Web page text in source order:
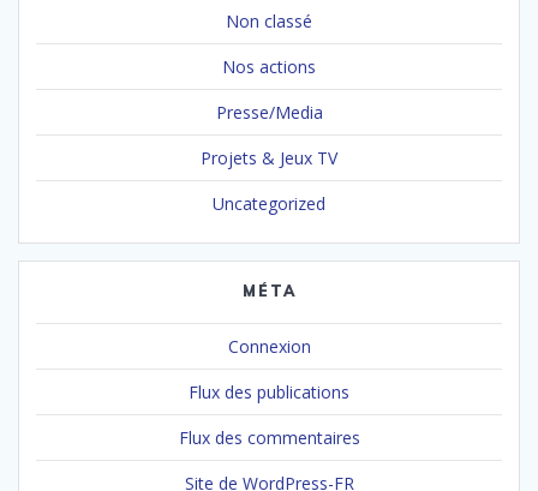
Non classé
Nos actions
Presse/Media
Projets & Jeux TV
Uncategorized
MÉTA
Connexion
Flux des publications
Flux des commentaires
Site de WordPress-FR